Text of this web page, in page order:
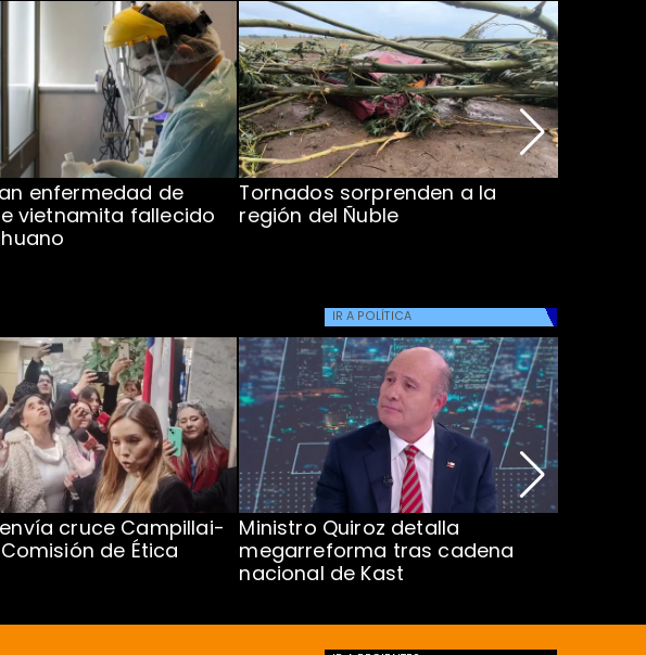
enfermedad de
vietnamita fallecido
Tornados sorprenden a la
región del Ñuble
IR A POLÍTICA
cruce Campillai-
de Ética
Ministro Quiroz detalla
megarreforma tras cadena
nacional de Kast